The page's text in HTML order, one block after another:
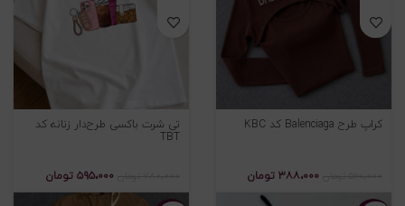
کراپ طرح Balenciaga کد KBC
۳۸۸،۰۰۰ تومان
تی شرت باکسی طرح‌دار زنانه کد
TBT
۵۹۵،۰۰۰ تومان